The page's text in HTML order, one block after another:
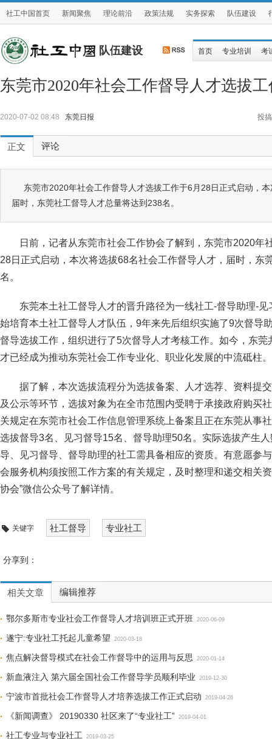
社工中国首页 新闻聚焦 理论前沿 政策法规 实务探索 队伍建设
队伍建设 首页 专业培训 考
东莞市2020年社会工作督导人才选拔
2020-07-02 08:48 东莞日报 投搞
正文 评论
东莞市2020年社会工作督导人才选拔工作于6月28日正式启动，
届时，东莞社工督导人才总量将达到238名。
日前，记者从东莞市社会工作协会了解到，东莞市2020年
28日正式启动，本次将选拔68名社会工作督导人才，届时，东
名。
东莞本土社工督导人才的晋升路径为一线社工-督导助理-
始培育本土社工督导人才队伍，9年来先后组织实施了9次督导
督导选拔工作，组织进行了5次督导人才考核工作。如今，东
才已经成为推动东莞社会工作专业化、职业化发展的中流砥柱。
据了解，本次选拔流程分为选拔备案、人才选荐、资料提
及公示等环节，选拔对象为在全市范围内受聘于承接政府购买
关规定在东莞市社会工作信息管理系统上备案且正在东莞从事
选拔督导3名、见习督导15名、督导助理50名。实际选拔产生
导、见习督导、督导助理的社工需具备相应的资质。有意愿参
会服务机构须按照工作方案的有关规定，及时整理和递交相关
协会”微信公众号了解详情。
关键字 社工督导 专业社工
分享到：
相关文章 编辑推荐
鄂尔多斯市专业社会工作督导人才培训班正式开班 2020-06-09
遂宁:专业社工托起儿童希望 2020-03-18
焦点解决督导模式在社会工作督导中的运用与反思 2020-01-14
新血液注入 第六届全国社会工作督导学员顺利毕业 2019-12-30
宁波市首批社会工作督导人才培养选拔工作正式启动 2019-04-26
《新闻调查》 20190330 社区来了“专业社工” 2019-04-01
社工专业与专业社工 2019-03-25